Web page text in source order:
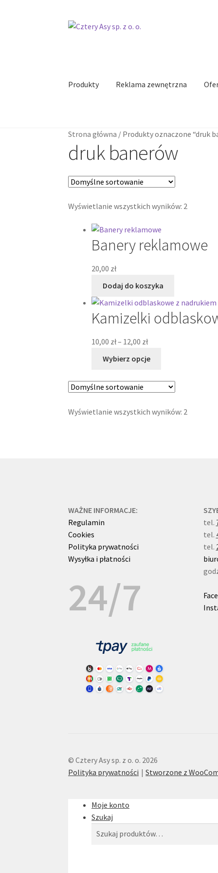
Przejdź
Przejdź
Produkty Reklama zewnętrzna
Strona główna / Produkty oznaczone “druk
druk banerów
Wyświetlanie wszystkich wyników: 2
Banery reklamowe
20,00 zł
Dodaj do koszyka
Kamizelki
10,00 zł– 12,00 złZakres
do
Wybierz opcje
wiele
Opcje
Wyświetlanie wszystkich wyników: 2
WAŻNE INFORMACJE:
Regulamin
Cookies
Polityka prywatności
Wysyłka i płatności
24/7
tel.
tel.
tel.
© Cztery Asy sp. z o. o. 2026
Polityka prywatności
Stworzone z
Moje konto
Szukaj